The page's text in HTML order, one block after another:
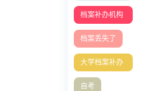
么存档？
档案补办机构
有哪些
档案丢失了
大学档案补办
流程
自考